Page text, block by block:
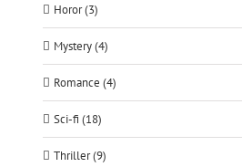
Horor (3)
Mystery (4)
Romance (4)
Sci-fi (18)
Thriller (9)